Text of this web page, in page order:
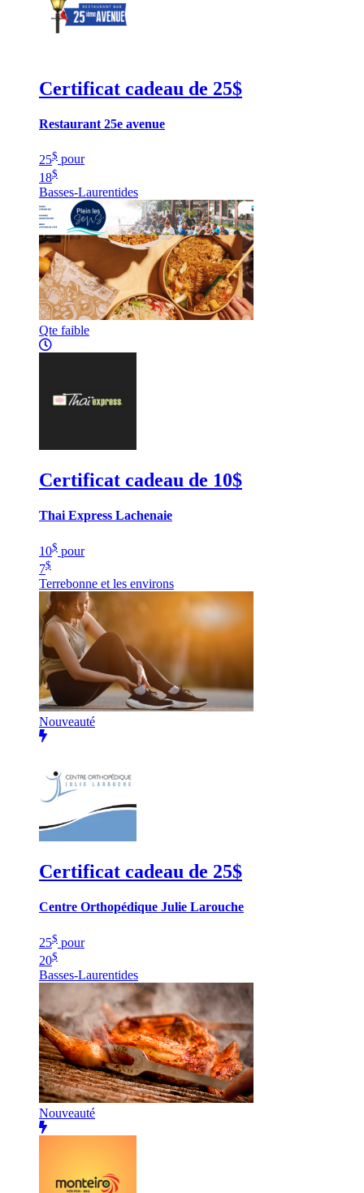
Certificat cadeau de 25$
Restaurant 25e avenue
25$ pour
18$
Basses-Laurentides
Qte faible
Certificat cadeau de 10$
Thai Express Lachenaie
10$ pour
7$
Terrebonne et les environs
Nouveauté
Certificat cadeau de 25$
Centre Orthopédique Julie Larouche
25$ pour
20$
Basses-Laurentides
Nouveauté